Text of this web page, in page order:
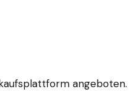
angeboten.